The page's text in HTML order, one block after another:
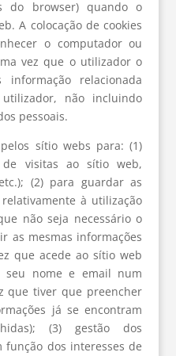
do browser) quando o
A colocação de cookies
o computador ou
vez que o utilizador o
informação relacionada
não incluindo
pessoais.
sítio webs para: (1)
de visitas ao sítio web,
(2) para guardar as
à utilização
não seja necessário o
as mesmas informações
que acede ao sítio web
seu nome e email num
que tiver que preencher
já se encontram
(3) gestão dos
dos interesses de